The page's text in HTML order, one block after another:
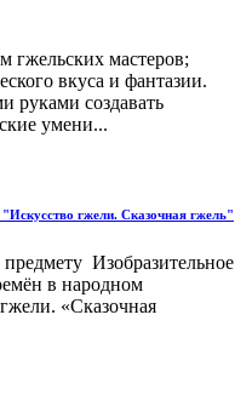
гжельских мастеров;
вкуса и фантазии.
руками создавать
умени...
гжели. Сказочная гжель"
Изобразительное
в народном
«Сказочная